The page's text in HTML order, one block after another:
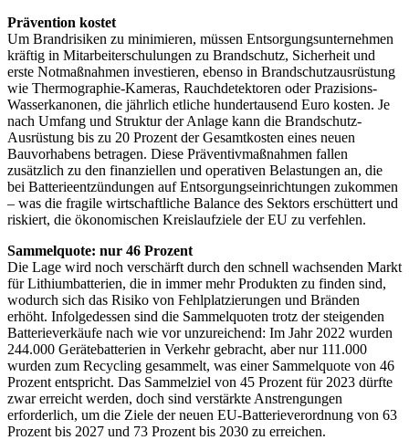
Prävention kostet
Um Brandrisiken zu minimieren, müssen Entsorgungsunternehmen
kräftig in Mitarbeiterschulungen zu Brandschutz, Sicherheit und
erste Notmaßnahmen investieren, ebenso in Brandschutzausrüstung
wie Thermographie-Kameras, Rauchdetektoren oder Prazisions-
Wasserkanonen, die jährlich etliche hundertausend Euro kosten. Je
nach Umfang und Struktur der Anlage kann die Brandschutz-
Ausrüstung bis zu 20 Prozent der Gesamtkosten eines neuen
Bauvorhabens betragen. Diese Präventivmaßnahmen fallen
zusätzlich zu den finanziellen und operativen Belastungen an, die
bei Batterieentzündungen auf Entsorgungseinrichtungen zukommen
– was die fragile wirtschaftliche Balance des Sektors erschüttert und
riskiert, die ökonomischen Kreislaufziele der EU zu verfehlen.
Sammelquote: nur 46 Prozent
Die Lage wird noch verschärft durch den schnell wachsenden Markt
für Lithiumbatterien, die in immer mehr Produkten zu finden sind,
wodurch sich das Risiko von Fehlplatzierungen und Bränden
erhöht. Infolgedessen sind die Sammelquoten trotz der steigenden
Batterieverkäufe nach wie vor unzureichend: Im Jahr 2022 wurden
244.000 Gerätebatterien in Verkehr gebracht, aber nur 111.000
wurden zum Recycling gesammelt, was einer Sammelquote von 46
Prozent entspricht. Das Sammelziel von 45 Prozent für 2023 dürfte
zwar erreicht werden, doch sind verstärkte Anstrengungen
erforderlich, um die Ziele der neuen EU-Batterieverordnung von 63
Prozent bis 2027 und 73 Prozent bis 2030 zu erreichen.